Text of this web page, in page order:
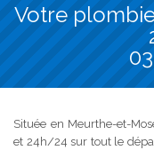
Votre
Située en Meurthe-et-
et 24h/24 sur tout le